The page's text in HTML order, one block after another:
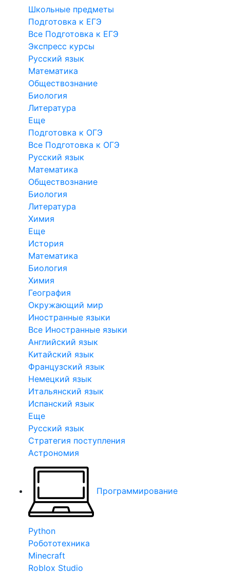
Школьные предметы
Подготовка к ЕГЭ
Все Подготовка к ЕГЭ
Экспресс курсы
Русский язык
Математика
Обществознание
Биология
Литература
Еще
Подготовка к ОГЭ
Все Подготовка к ОГЭ
Русский язык
Математика
Обществознание
Биология
Литература
Химия
Еще
История
Математика
Биология
Химия
География
Окружающий мир
Иностранные языки
Все Иностранные языки
Английский язык
Китайский язык
Французский язык
Немецкий язык
Итальянский язык
Испанский язык
Еще
Русский язык
Стратегия поступления
Астрономия
Программирование
Python
Робототехника
Minecraft
Roblox Studio